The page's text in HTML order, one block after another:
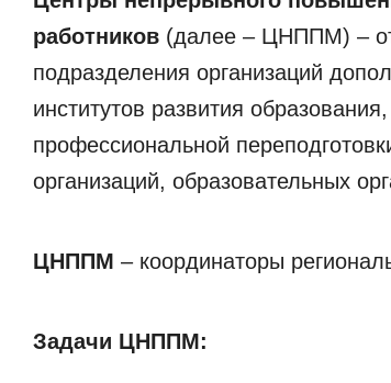
работников (далее – ЦНППМ) –
подразделения организаций
институтов развития
профессиональной
организаций, образовательных
ЦНППМ – координаторы
Задачи ЦНППМ: